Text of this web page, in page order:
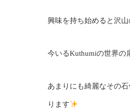
興味を持ち始めると沢
今いるKuthumiの世界の
あまりにも綺麗なその
ります